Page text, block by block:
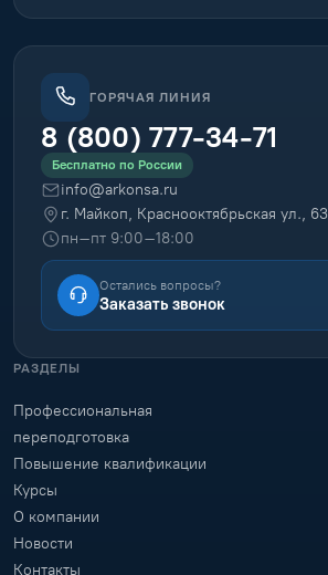
ГОРЯЧАЯ ЛИНИЯ
8 (800) 777-34-71
Бесплатно по России
info@arkonsa.ru
г. Майкоп, Краснооктябрьская ул., 63
пн–пт 9:00–18:00
Остались вопросы?
Заказать звонок
РАЗДЕЛЫ
Профессиональная
переподготовка
Повышение квалификации
Курсы
О компании
Новости
Контакты